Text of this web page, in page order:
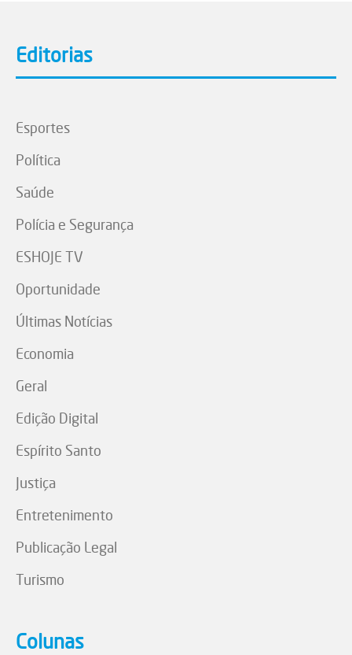
Editorias
Esportes
Política
Saúde
Polícia e Segurança
ESHOJE TV
Oportunidade
Últimas Notícias
Economia
Geral
Edição Digital
Espírito Santo
Justiça
Entretenimento
Publicação Legal
Turismo
Colunas